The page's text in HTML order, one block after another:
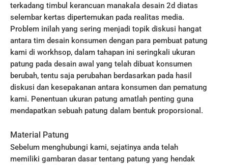
terkadang timbul kerancuan manakala desain 2d diatas
selembar kertas dipertemukan pada realitas media.
Problem inilah yang sering menjadi topik diskusi hangat
antara tim desain konsumen dengan para pembuat patung
kami di workhsop, dalam tahapan ini seringkali ukuran
patung pada desain awal yang telah dibuat konsumen
berubah, tentu saja perubahan berdasarkan pada hasil
diskusi dan kesepakanan antara konsumen dan pematung
kami. Penentuan ukuran patung amatlah penting guna
mendapatkan sebuah patung dalam bentuk proporsional.
Material Patung
Sebelum menghubungi kami, sejatinya anda telah
memiliki gambaran dasar tentang patung yang hendak